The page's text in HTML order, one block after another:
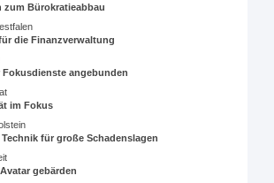
zum Bürokratieabbau
die Finanzverwaltung
Fokusdienste angebunden
im Fokus
für große Schadenslagen
gebärden